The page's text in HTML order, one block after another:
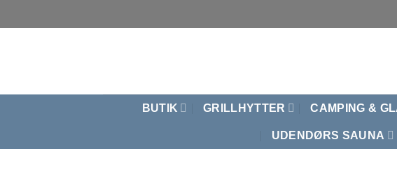
til
BUTIK GRILLHYTTER CAMPING &
UDENDØRS SAUNA